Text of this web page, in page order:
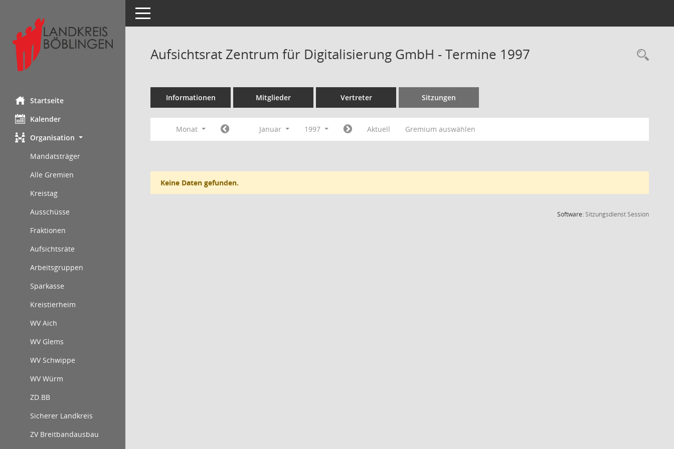
Startseite
Kalender
Organisation
Mandatsträger
Alle Gremien
Kreistag
Ausschüsse
Fraktionen
Aufsichtsräte
Arbeitsgruppen
Sparkasse
Kreistierheim
WV Aich
WV Glems
WV Schwippe
WV Würm
ZD.BB
Sicherer Landkreis
ZV Breitbandausbau
Toggle navigation
Aufsichtsrat Zentrum für Digitalisierung GmbH - Termine 1997
Informationen Mitglieder Vertreter Sitzungen
Monat Januar 1997 Aktuell Gremium auswählen
Keine Daten gefunden.
Software:SitzungsdienstSession(Wird in